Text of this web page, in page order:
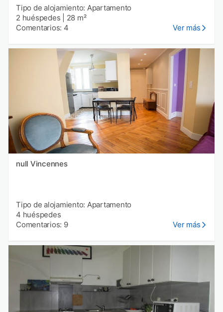
Tipo de alojamiento: Apartamento
2 huéspedes
28 m²
Comentarios: 4
Ver más
null Vincennes
Tipo de alojamiento: Apartamento
4 huéspedes
Comentarios: 9
Ver más